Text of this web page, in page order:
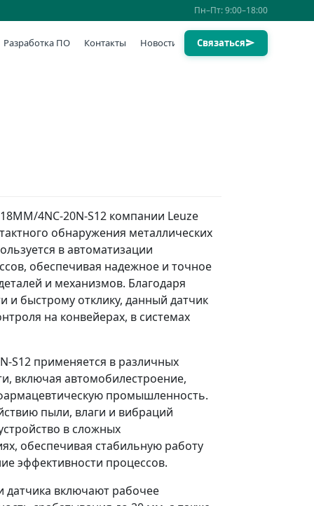
Пн–Пт: 9:00–18:00
Разработка ПО Контакты Новости Связаться
4NC-20N-S12 компании Leuze
обнаружения металлических
в автоматизации
обеспечивая надежное и точное
и механизмов. Благодаря
и быстрому отклику, данный датчик
на конвейерах, в системах
S12 применяется в различных
включая автомобилестроение,
промышленность.
пыли, влаги и вибраций
в сложных
обеспечивая стабильную работу
эффективности процессов.
датчика включают рабочее